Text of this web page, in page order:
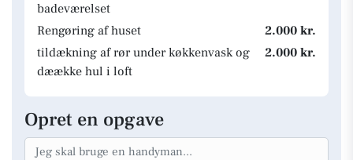
badeværelset
Rengøring af huset
2.000 kr.
tildækning af rør under køkkenvask og
dæække hul i loft
2.000 kr.
Opret en opgave